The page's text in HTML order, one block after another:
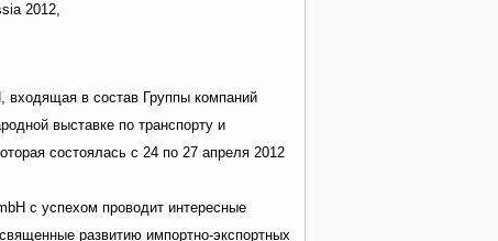
2012,
входящая в состав Группы компаний
выставке по транспорту и
состоялась с 24 по 27 апреля 2012
с успехом проводит интересные
развитию импортно-экспортных